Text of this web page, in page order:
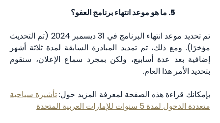
ما هو موعد انتهاء برنامج العفو؟
تم تحديد موعد انتهاء البرنامج في 31 ديسمبر 2024 (تم التحديث
مؤخرًا). ومع ذلك، تم تمديد المبادرة السابقة لمدة ثلاثة أشهر
إضافية بعد عدة أسابيع، ولكن بمجرد سماع الإعلان، سنقوم
بتحديد الأمر هذا العام.
بإمكانك قراءة هذه الصفحة لمعرفة المزيد حول:تأشيرة سياحية
متعددة الدخول لمدة 5 سنوات للإمارات العربية المتحدة